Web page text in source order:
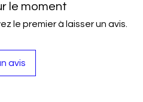
le moment
le premier à laisser un avis.
avis